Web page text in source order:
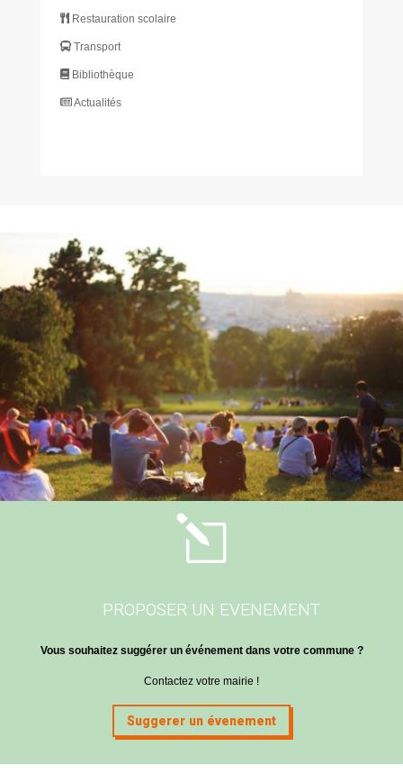
Restauration scolaire
Transport
Bibliothèque
Actualités
l
PROPOSER UN EVENEMENT
Vous souhaitez suggérer un événement dans votre commune ?
Contactez votre mairie !
Suggerer un évenement